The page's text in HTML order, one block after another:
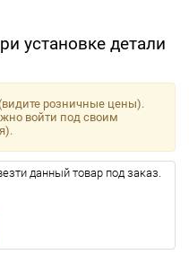
установке детали
розничные цены).
войти под своим
данный товар под заказ.